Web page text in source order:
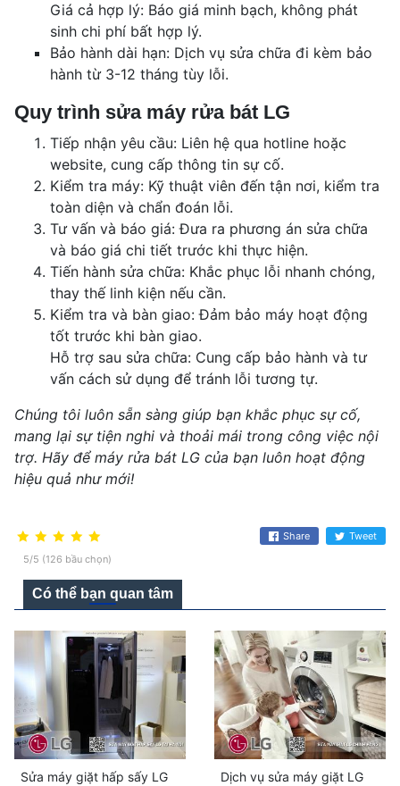
Giá cả hợp lý: Báo giá minh bạch, không phát
sinh chi phí bất hợp lý.
Bảo hành dài hạn: Dịch vụ sửa chữa đi kèm bảo
hành từ 3-12 tháng tùy lỗi.
Quy trình sửa máy rửa bát LG
Tiếp nhận yêu cầu: Liên hệ qua hotline hoặc
website, cung cấp thông tin sự cố.
Kiểm tra máy: Kỹ thuật viên đến tận nơi, kiểm tra
toàn diện và chẩn đoán lỗi.
Tư vấn và báo giá: Đưa ra phương án sửa chữa
và báo giá chi tiết trước khi thực hiện.
Tiến hành sửa chữa: Khắc phục lỗi nhanh chóng,
thay thế linh kiện nếu cần.
Kiểm tra và bàn giao: Đảm bảo máy hoạt động
tốt trước khi bàn giao.
Hỗ trợ sau sửa chữa: Cung cấp bảo hành và tư
vấn cách sử dụng để tránh lỗi tương tự.
Chúng tôi luôn sẵn sàng giúp bạn khắc phục sự cố,
mang lại sự tiện nghi và thoải mái trong công việc nội
trợ. Hãy để máy rửa bát LG của bạn luôn hoạt động
hiệu quả như mới!
5/5 (126 bầu chọn)
Share Tweet
Có thể bạn quan tâm
Sửa máy giặt hấp sấy LG
Dịch vụ sửa máy giặt LG